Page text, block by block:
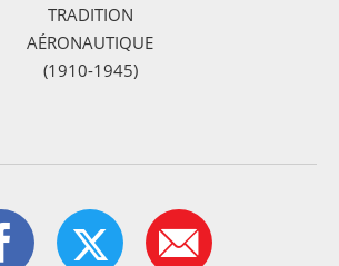
TRADITION
AÉRONAUTIQUE
(1910-1945)